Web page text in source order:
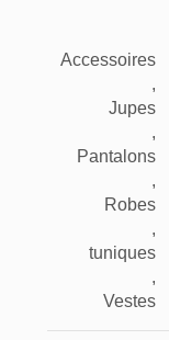
Accessoires
,
Jupes
,
Pantalons
,
Robes
,
tuniques
,
Vestes